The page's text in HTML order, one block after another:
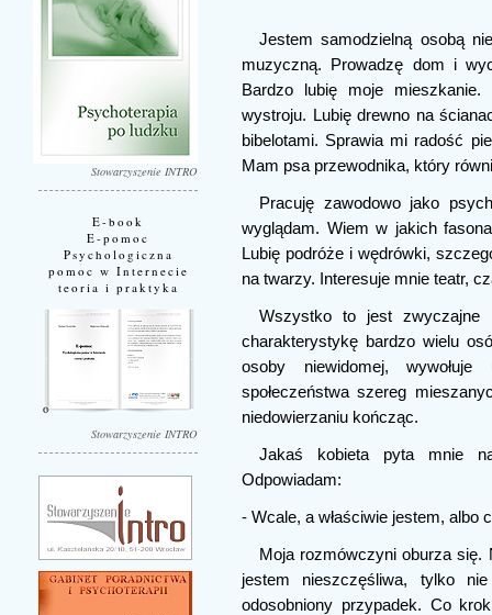
Stowarzyszenie INTRO
E-book
E-pomoc
Psychologiczna
pomoc w Internecie
teoria i praktyka
Stowarzyszenie INTRO
Jestem samodzielną osobą
muzyczną. Prowadzę dom i
Bardzo lubię moje
wystroju. Lubię drewno na
bibelotami. Sprawia mi radość
Mam psa przewodnika, który
Pracuję zawodowo jako
wyglądam. Wiem w jakich
Lubię podróże i wędrówki,
na twarzy. Interesuje mnie teatr,
Wszystko to jest zwyczajne
charakterystykę bardzo wielu
osoby niewidomej,
społeczeństwa szereg
niedowierzaniu kończąc.
Jakaś kobieta pyta mnie
Odpowiadam:
- Wcale, a właściwie jestem, albo
Moja rozmówczyni oburza
jestem nieszczęśliwa, tylko
odosobniony przypadek. Co